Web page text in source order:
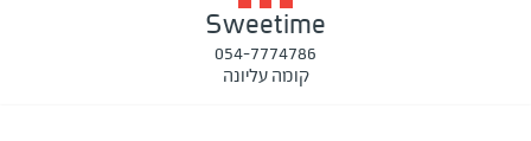
Sweetime
054-7774786
קומה עליונה